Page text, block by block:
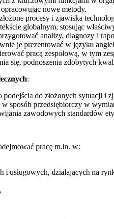
nowe metody.
procesy i zjawiska
globalnym, stosując
analizy, diagnozy i
je prezentować w języku
pracą zespołową, w tym
się, podnoszenia zdobytych
:
do złożonych sytuacji i
w sposób przedsiębiorczy w
zawodowych standardów
pracę m.in. w:
i usługowych, działających na